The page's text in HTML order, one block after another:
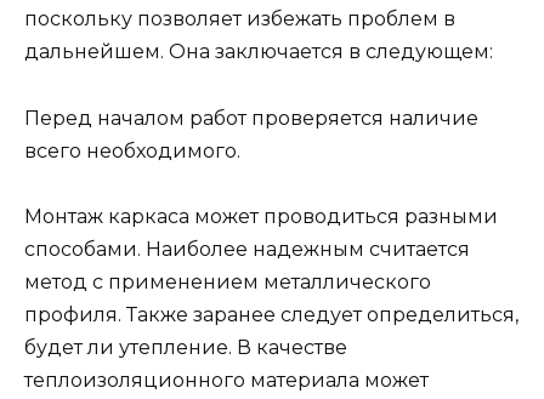
поскольку позволяет избежать проблем в
дальнейшем. Она заключается в следующем:
Перед началом работ проверяется наличие
всего необходимого.
Монтаж каркаса может проводиться разными
способами. Наиболее надежным считается
метод с применением металлического
профиля. Также заранее следует определиться,
будет ли утепление. В качестве
теплоизоляционного материала может